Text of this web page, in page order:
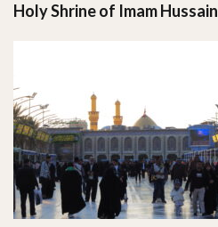
Holy Shrine of Imam Hussain